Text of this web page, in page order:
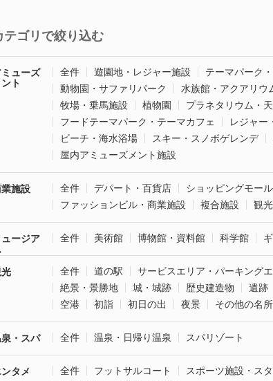
テゴリで絞り込む
ミューズ
ント
全件 遊園地・レジャー施設
テーマパーク
動物園・サファリパーク
水族館・アクアリウ
牧場・乗馬施設
植物園 プラネタリウム・
フードテーマパーク・テーマカフェ
レジャー
ビーチ・海水浴場
スキー・スノボゲレンデ
屋内アミューズメント施設
施設 全件 デパート・百貨店 ショッピングモール
ファッションビル・商業施設
複合施設 観
ュージア
全件 美術館 博物館・資料館 科学館
全件 道の駅 サービスエリア・パーキング
絶景・景勝地
城・城跡 歴史建造物 遺跡
空港
初詣 初日の出 夜景 その他の名所
・スパ 全件 温泉・日帰り温泉 スパリゾート
タメ 全件 フットサルコート スポーツ施設・ス